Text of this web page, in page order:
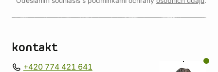
kontakt
+420 774 421 641